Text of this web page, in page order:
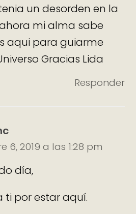
un desorden en la
mi alma sabe
aqui para guiarme
Gracias Lida
Responder
6, 2019 a las 1:28 pm
día,
ti por estar aquí.